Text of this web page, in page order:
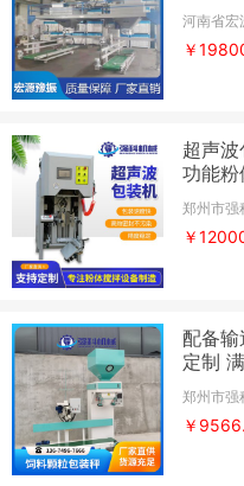
河南省宏
￥
超声
功能
郑州市强
￥
配备
定制
郑州市强
￥